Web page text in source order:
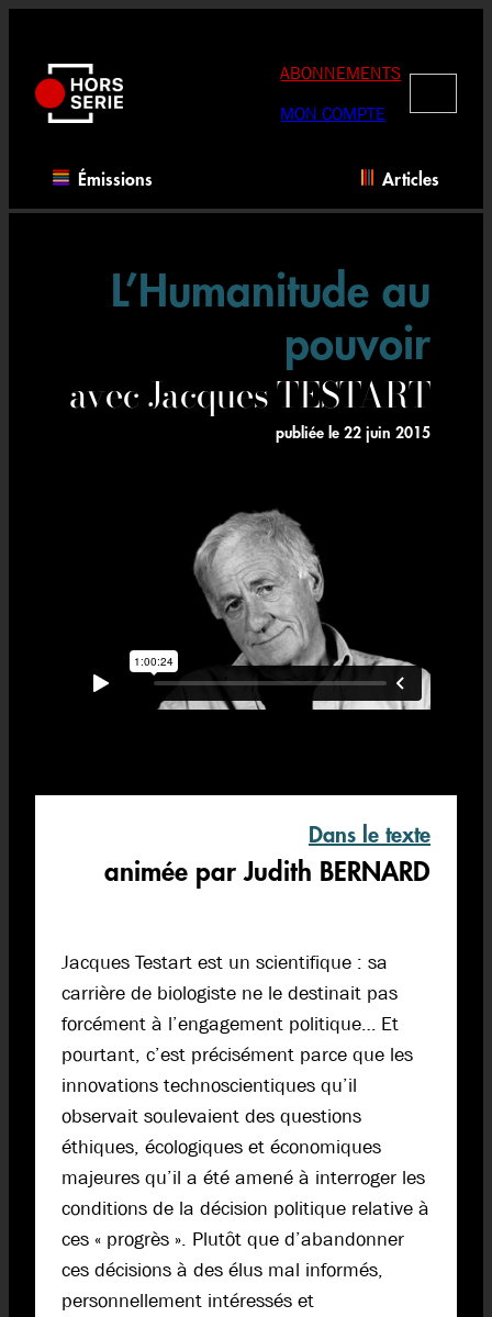
contenu
ABONNEMENTS
MON COMPTE
Émissions Articles
L’Humanitude au
pouvoir
avec Jacques TESTART
publiée le 22 juin 2015
Dans le texte
animée par Judith BERNARD
Jacques Testart est un scientifique : sa
carrière de biologiste ne le destinait pas
forcément à l’engagement politique… Et
pourtant, c’est précisément parce que les
innovations technoscientiques qu’il
observait soulevaient des questions
éthiques, écologiques et économiques
majeures qu’il a été amené à interroger les
conditions de la décision politique relative à
ces « progrès ». Plutôt que d’abandonner
ces décisions à des élus mal informés,
personnellement intéressés et